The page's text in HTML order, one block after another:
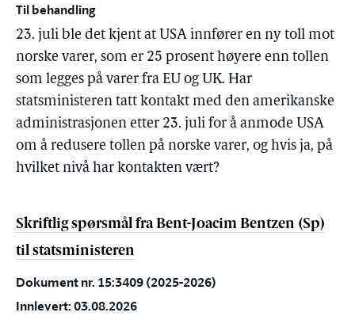
Til behandling
23. juli ble det kjent at USA innfører en ny toll mot
norske varer, som er 25 prosent høyere enn tollen
som legges på varer fra EU og UK. Har
statsministeren tatt kontakt med den amerikanske
administrasjonen etter 23. juli for å anmode USA
om å redusere tollen på norske varer, og hvis ja, på
hvilket nivå har kontakten vært?
Skriftlig spørsmål fra Bent-Joacim Bentzen (Sp)
til statsministeren
Dokument nr. 15:3409 (2025-2026)
Innlevert: 03.08.2026